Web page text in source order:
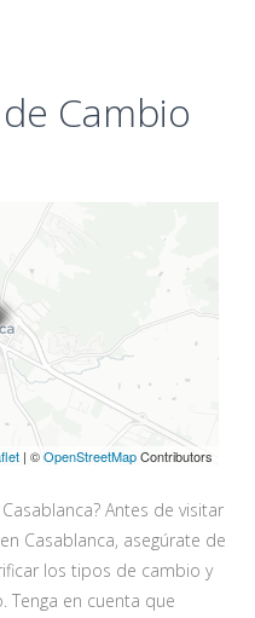
Cambio
| ©OpenStreetMapContributors
Antes de visitar
Casablanca, asegúrate de
los tipos de cambio y
Tenga en cuenta que